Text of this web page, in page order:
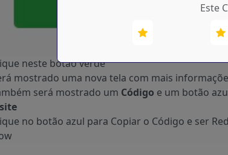
Este
neste botão verde
mostrado uma nova tela com mais
será mostrado um Código e um botão
no botão azul para Copiar o Código e ser